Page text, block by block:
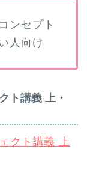
ンセプト
人向け
ト講義 上・
クト講義 上